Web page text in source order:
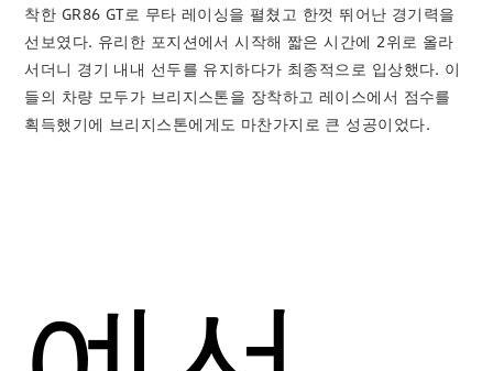
착한 GR86 GT로 무타 레이싱을 펼쳤고 한껏 뛰어난 경기력을
선보였다. 유리한 포지션에서 시작해 짧은 시간에 2위로 올라
서더니 경기 내내 선두를 유지하다가 최종적으로 입상했다. 이
들의 차량 모두가 브리지스톤을 장착하고 레이스에서 점수를
획득했기에 브리지스톤에게도 마찬가지로 큰 성공이었다.